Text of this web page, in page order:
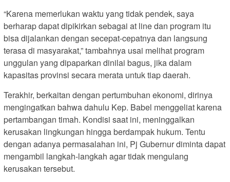
“Karena memerlukan waktu yang tidak pendek, saya
berharap dapat dipikirkan sebagai at line dan program itu
bisa dijalankan dengan secepat-cepatnya dan langsung
terasa di masyarakat,” tambahnya usai melihat program
unggulan yang dipaparkan dinilai bagus, jika dalam
kapasitas provinsi secara merata untuk tiap daerah.
Terakhir, berkaitan dengan pertumbuhan ekonomi, dirinya
mengingatkan bahwa dahulu Kep. Babel menggeliat karena
pertambangan timah. Kondisi saat ini, meninggalkan
kerusakan lingkungan hingga berdampak hukum. Tentu
dengan adanya permasalahan ini, Pj Gubernur diminta dapat
mengambil langkah-langkah agar tidak mengulang
kerusakan tersebut.